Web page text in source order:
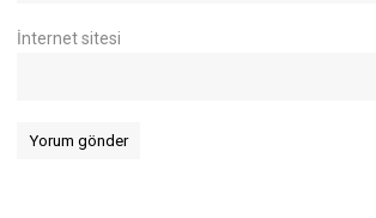
İnternet sitesi